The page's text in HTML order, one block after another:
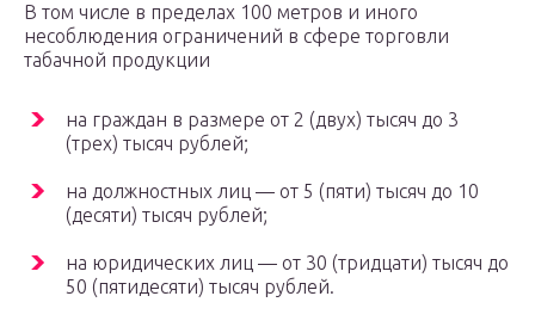
В том числе в пределах 100 метров и иного
несоблюдения ограничений в сфере торговли
табачной продукции
на граждан в размере от 2 (двух) тысяч до 3
(трех) тысяч рублей;
на должностных лиц — от 5 (пяти) тысяч до 10
(десяти) тысяч рублей;
на юридических лиц — от 30 (тридцати) тысяч до
50 (пятидесяти) тысяч рублей.